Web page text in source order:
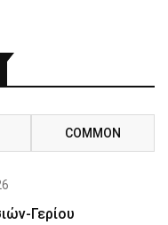
COMMON
Γερίου